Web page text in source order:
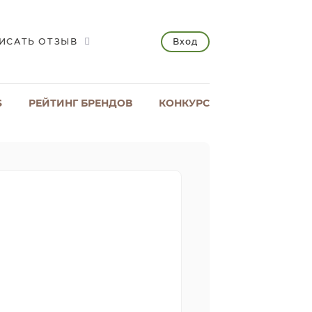
ОТЗЫВ Вход
РЕЙТИНГ БРЕНДОВ КОНКУРС